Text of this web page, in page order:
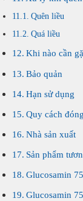
Quên liều
Quá liều
Khi nào cần
Bảo quản
Hạn sử dụng
Quy cách
Nhà sản xuất
Sản phẩm
Glucosamin
Glucosamin